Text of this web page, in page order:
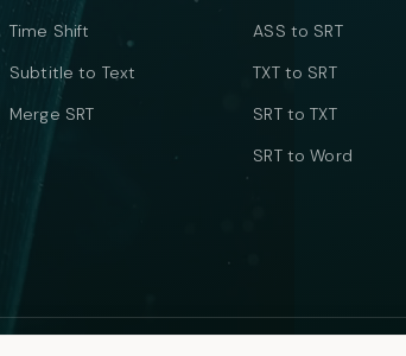
Time Shift
Subtitle to Text
Merge SRT
ASS to SRT
TXT to SRT
SRT to TXT
SRT to Word